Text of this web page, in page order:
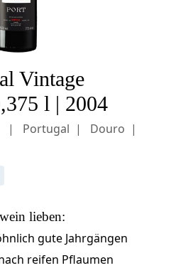
Vintage
l | 2004
Portugal
Douro
lieben:
gute Jahrgängen
reifen Pflaumen